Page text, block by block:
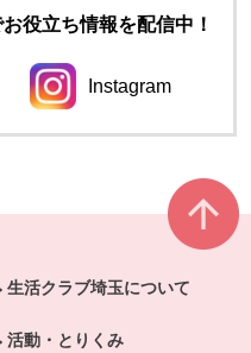
役立ち情報を配信中！
開きます。
Instagram
別のウィンドウ
生活クラブ埼玉について
活動・とりくみ